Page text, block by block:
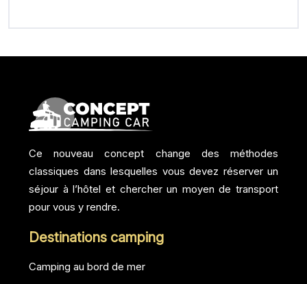
Ce nouveau concept change des méthodes
classiques dans lesquelles vous devez réserver un
séjour à l’hôtel et chercher un moyen de transport
pour vous y rendre.
Destinations camping
Camping au bord de mer